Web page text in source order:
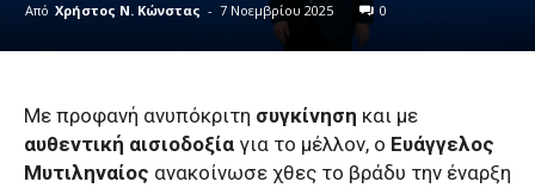
Από Χρήστος Ν. Κώνστας - 7 Νοεμβρίου 2025 0
Με προφανή ανυπόκριτη συγκίνηση και με
αυθεντική αισιοδοξία για το μέλλον, ο Ευάγγελος
Μυτιληναίος ανακoίνωσε χθες το βράδυ την έναρξη